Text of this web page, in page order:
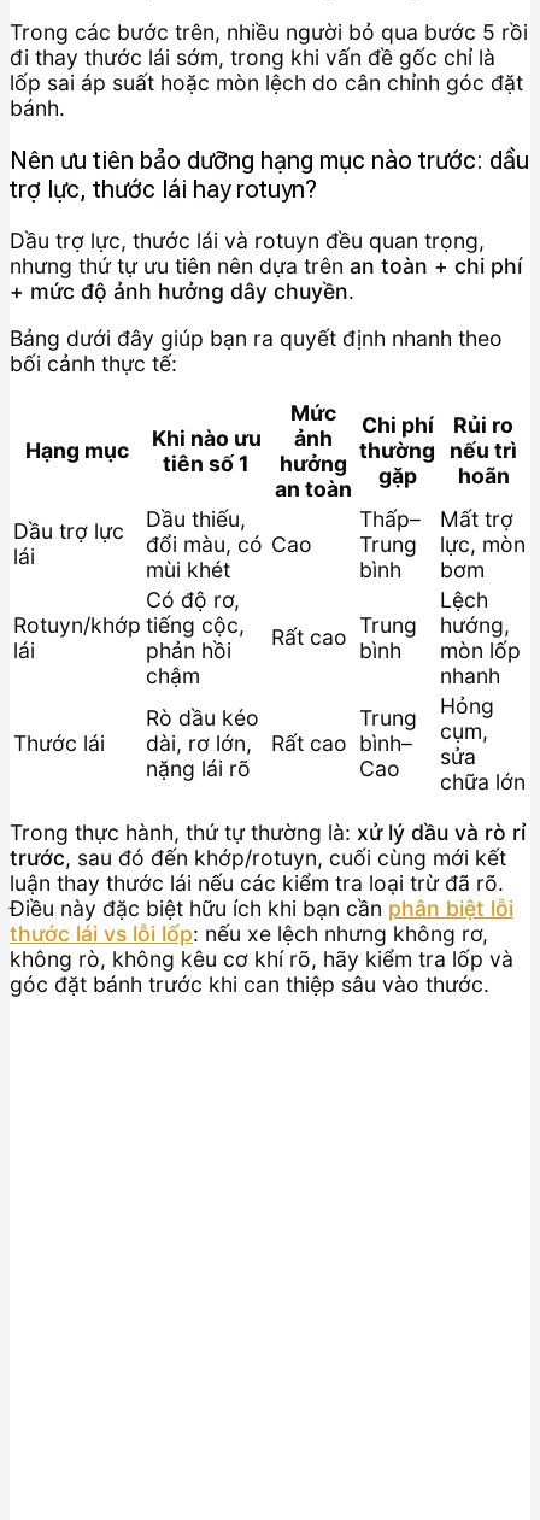
Trong các bước trên, nhiều người bỏ qua bước 5 rồi
đi thay thước lái sớm, trong khi vấn đề gốc chỉ là
lốp sai áp suất hoặc mòn lệch do cân chỉnh góc đặt
bánh.
Nên ưu tiên bảo dưỡng hạng mục nào trước: dầu
trợ lực, thước lái hay rotuyn?
Dầu trợ lực, thước lái và rotuyn đều quan trọng,
nhưng thứ tự ưu tiên nên dựa trên an toàn + chi phí
+ mức độ ảnh hưởng dây chuyền.
Bảng dưới đây giúp bạn ra quyết định nhanh theo
bối cảnh thực tế:
Hạng mục
Khi nào ưu
tiên số 1
Mức
ảnh
hưởng
an toàn
Chi phí
thường
gặp
Rủi ro
nếu trì
hoãn
Dầu trợ lực
lái
Dầu thiếu,
đổi màu, có
mùi khét
Cao
Thấp–
Trung
bình
Mất trợ
lực, mòn
bơm
Rotuyn/khớp
lái
Có độ rơ,
tiếng cộc,
phản hồi
chậm
Rất cao Trung
bình
Lệch
hướng,
mòn lốp
nhanh
Thước lái
Rò dầu kéo
dài, rơ lớn,
nặng lái rõ
Rất cao
Trung
bình–
Cao
Hỏng
cụm,
sửa
chữa lớn
Trong thực hành, thứ tự thường là: xử lý dầu và rò rỉ
trước, sau đó đến khớp/rotuyn, cuối cùng mới kết
luận thay thước lái nếu các kiểm tra loại trừ đã rõ.
Điều này đặc biệt hữu ích khi bạn cần phân biệt lỗi
thước lái vs lỗi lốp: nếu xe lệch nhưng không rơ,
không rò, không kêu cơ khí rõ, hãy kiểm tra lốp và
góc đặt bánh trước khi can thiệp sâu vào thước.